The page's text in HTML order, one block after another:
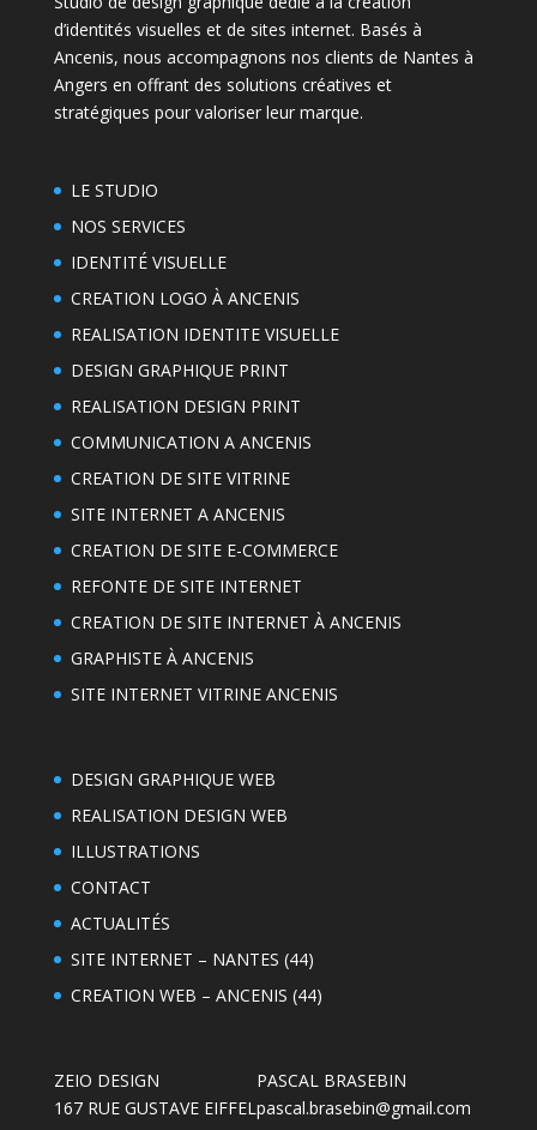
d’identités visuelles et de sites internet. Basés à
Ancenis, nous accompagnons nos clients de Nantes à
Angers en offrant des solutions créatives et
stratégiques pour valoriser leur marque.
LE STUDIO
NOS SERVICES
IDENTITÉ VISUELLE
CREATION LOGO À ANCENIS
REALISATION IDENTITE VISUELLE
DESIGN GRAPHIQUE PRINT
REALISATION DESIGN PRINT
COMMUNICATION A ANCENIS
CREATION DE SITE VITRINE
SITE INTERNET A ANCENIS
CREATION DE SITE E-COMMERCE
REFONTE DE SITE INTERNET
CREATION DE SITE INTERNET À ANCENIS
GRAPHISTE À ANCENIS
SITE INTERNET VITRINE ANCENIS
DESIGN GRAPHIQUE WEB
REALISATION DESIGN WEB
ILLUSTRATIONS
CONTACT
ACTUALITÉS
SITE INTERNET – NANTES (44)
CREATION WEB – ANCENIS (44)
ZEIO DESIGN
167 RUE GUSTAVE EIFFEL
PASCAL BRASEBIN
pascal.brasebin@gmail.com